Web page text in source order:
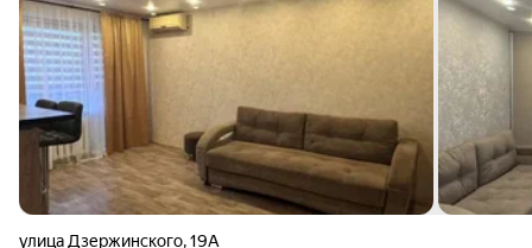
улица Дзержинского,19А